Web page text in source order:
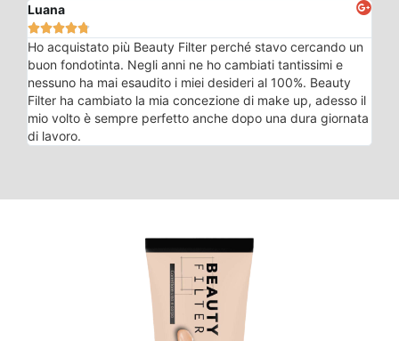
Luana

Ho acquistato più Beauty Filter perché stavo cercando un
buon fondotinta. Negli anni ne ho cambiati tantissimi e
nessuno ha mai esaudito i miei desideri al 100%. Beauty
Filter ha cambiato la mia concezione di make up, adesso il
mio volto è sempre perfetto anche dopo una dura giornata
di lavoro.